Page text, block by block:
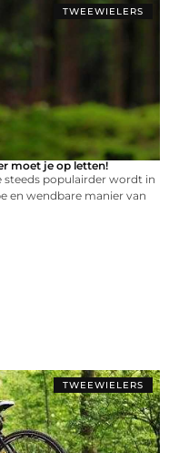
TWEEWIELERS
moet je op letten!
steeds populairder wordt in
en wendbare manier van
TWEEWIELERS